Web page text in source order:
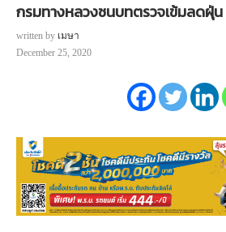
กรมทางหลวงชนบทตรวจเข้มลดฝุ่น
written by เมษา
December 25, 2020